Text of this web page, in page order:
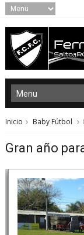
Inicio Baby Fútbol
Gran año